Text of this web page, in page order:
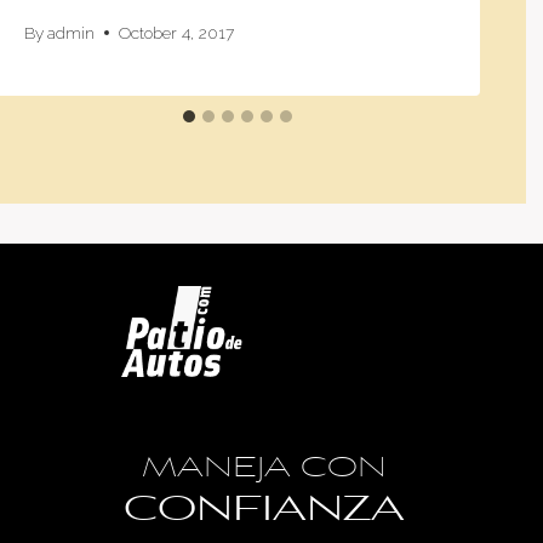
Byadmin October 4, 2017
MANEJA CON
CONFIANZA